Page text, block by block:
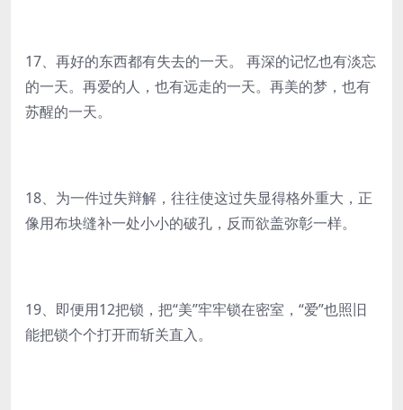
17、再好的东西都有失去的一天。 再深的记忆也有淡忘
的一天。再爱的人，也有远走的一天。再美的梦，也有
苏醒的一天。
18、为一件过失辩解，往往使这过失显得格外重大，正
像用布块缝补一处小小的破孔，反而欲盖弥彰一样。
19、即便用12把锁，把“美”牢牢锁在密室，“爱”也照旧
能把锁个个打开而斩关直入。